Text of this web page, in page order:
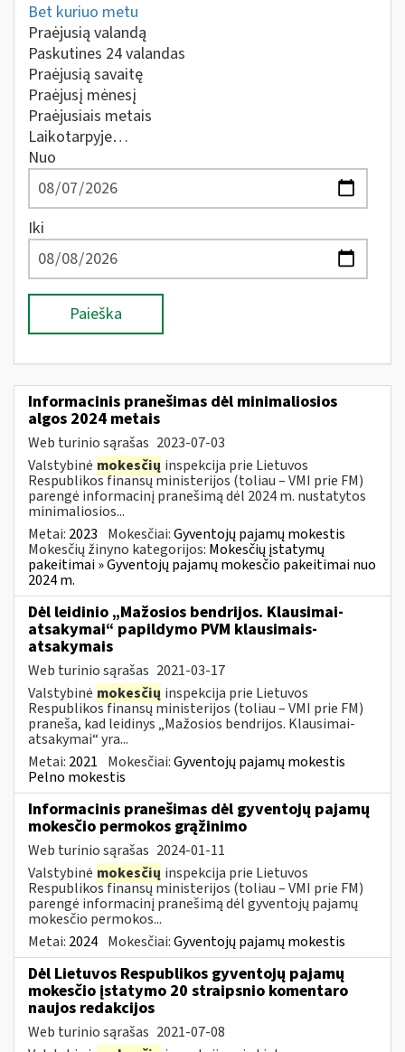
Bet kuriuo metu
Praėjusią valandą
Paskutines 24 valandas
Praėjusią savaitę
Praėjusį mėnesį
Praėjusiais metais
Laikotarpyje…
Nuo
Iki
Paieška
Informacinis pranešimas dėl minimaliosios
algos 2024 metais
Web turinio sąrašas 2023-07-03
Valstybinė mokesčių inspekcija prie Lietuvos
Respublikos finansų ministerijos (toliau – VMI prie FM)
parengė informacinį pranešimą dėl 2024 m. nustatytos
minimaliosios...
Metai: 2023 Mokesčiai:Gyventojų pajamų mokestis
Mokesčių žinyno kategorijos: Mokesčių įstatymų
pakeitimai » Gyventojų pajamų mokesčio pakeitimai nuo
2024 m.
Dėl leidinio „Mažosios bendrijos. Klausimai-
atsakymai“ papildymo PVM klausimais-
atsakymais
Web turinio sąrašas 2021-03-17
Valstybinė mokesčių inspekcija prie Lietuvos
Respublikos finansų ministerijos (toliau – VMI prie FM)
praneša, kad leidinys „Mažosios bendrijos. Klausimai-
atsakymai“ yra...
Metai: 2021 Mokesčiai:Gyventojų pajamų mokestis
Pelno mokestis
Informacinis pranešimas dėl gyventojų pajamų
mokesčio permokos grąžinimo
Web turinio sąrašas 2024-01-11
Valstybinė mokesčių inspekcija prie Lietuvos
Respublikos finansų ministerijos (toliau – VMI prie FM)
parengė informacinį pranešimą dėl gyventojų pajamų
mokesčio permokos...
Metai: 2024 Mokesčiai:Gyventojų pajamų mokestis
Dėl Lietuvos Respublikos gyventojų pajamų
mokesčio įstatymo 20 straipsnio komentaro
naujos redakcijos
Web turinio sąrašas 2021-07-08